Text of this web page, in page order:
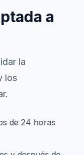
a
la
los
de 24 horas